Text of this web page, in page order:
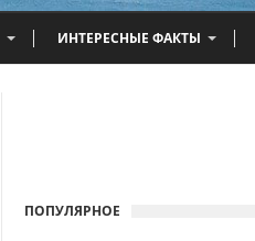
ИНТЕРЕСНЫЕ ФАКТЫ
ПОПУЛЯРНОЕ